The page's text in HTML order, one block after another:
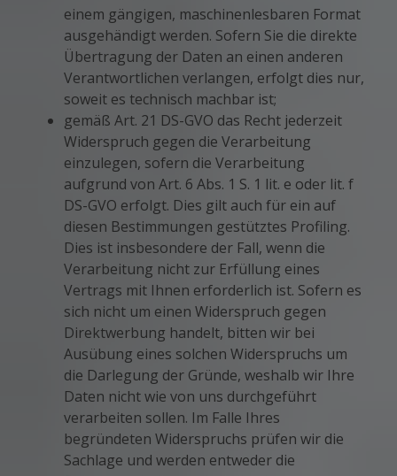
einem gängigen, maschinenlesbaren Format
ausgehändigt werden. Sofern Sie die direkte
Übertragung der Daten an einen anderen
Verantwortlichen verlangen, erfolgt dies nur,
soweit es technisch machbar ist;
gemäß Art. 21 DS-GVO das Recht jederzeit
Widerspruch gegen die Verarbeitung
einzulegen, sofern die Verarbeitung
aufgrund von Art. 6 Abs. 1 S. 1 lit. e oder lit. f
DS-GVO erfolgt. Dies gilt auch für ein auf
diesen Bestimmungen gestütztes Profiling.
Dies ist insbesondere der Fall, wenn die
Verarbeitung nicht zur Erfüllung eines
Vertrags mit Ihnen erforderlich ist. Sofern es
sich nicht um einen Widerspruch gegen
Direktwerbung handelt, bitten wir bei
Ausübung eines solchen Widerspruchs um
die Darlegung der Gründe, weshalb wir Ihre
Daten nicht wie von uns durchgeführt
verarbeiten sollen. Im Falle Ihres
begründeten Widerspruchs prüfen wir die
Sachlage und werden entweder die